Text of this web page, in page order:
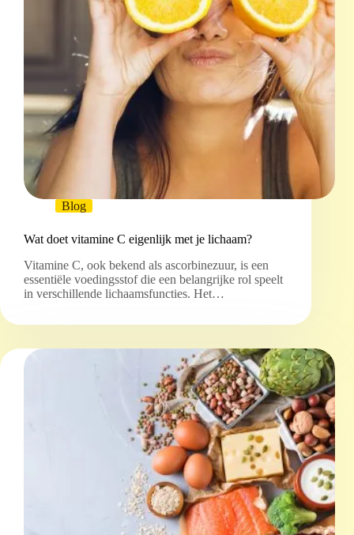
Blog
Wat doet vitamine C eigenlijk met je lichaam?
Vitamine C, ook bekend als ascorbinezuur, is een
essentiële voedingsstof die een belangrijke rol speelt
in verschillende lichaamsfuncties. Het…